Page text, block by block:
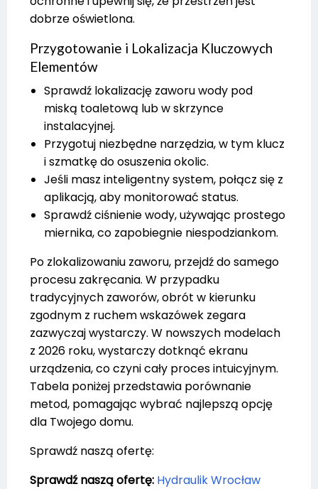
dobrze oświetlona.
Przygotowanie i Lokalizacja Kluczowych
Elementów
Sprawdź lokalizację zaworu wody pod
miską toaletową lub w skrzynce
instalacyjnej.
Przygotuj niezbędne narzędzia, w tym klucz
i szmatkę do osuszenia okolic.
Jeśli masz inteligentny system, połącz się z
aplikacją, aby monitorować status.
Sprawdź ciśnienie wody, używając prostego
miernika, co zapobiegnie niespodziankom.
Po zlokalizowaniu zaworu, przejdź do samego
procesu zakręcania. W przypadku
tradycyjnych zaworów, obrót w kierunku
zgodnym z ruchem wskazówek zegara
zazwyczaj wystarczy. W nowszych modelach
z 2026 roku, wystarczy dotknąć ekranu
urządzenia, co czyni cały proces intuicyjnym.
Tabela poniżej przedstawia porównanie
metod, pomagając wybrać najlepszą opcję
dla Twojego domu.
Sprawdź naszą ofertę:
Sprawdź naszą ofertę: Hydraulik Wrocław